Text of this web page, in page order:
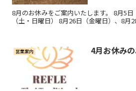
8月のお休みをご案内いたします。 8月5
（土・日曜日） 8月26日（金曜日）、8月
営業案内 4月お休み